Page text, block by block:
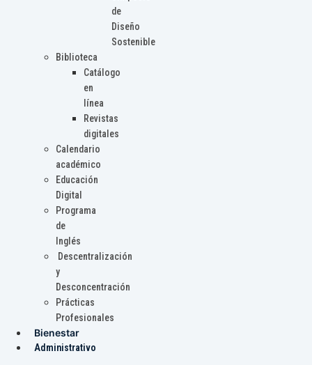
de
Diseño
Sostenible
Biblioteca
Catálogo
en
línea
Revistas
digitales
Calendario
académico
Educación
Digital
Programa
de
Inglés
Descentralización
y
Desconcentración
Prácticas
Profesionales
Bienestar
Administrativo